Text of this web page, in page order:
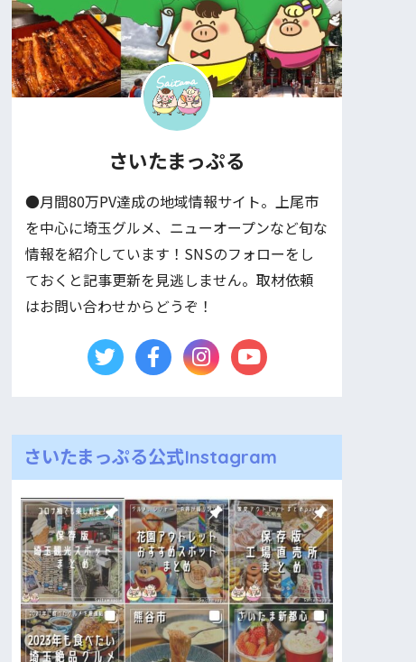
さいたまっぷる
●月間80万PV達成の地域情報サイト。上尾市
を中心に埼玉グルメ、ニューオープンなど旬な
情報を紹介しています！SNSのフォローをし
ておくと記事更新を見逃しません。取材依頼
はお問い合わせからどうぞ！
さいたまっぷる公式Instagram